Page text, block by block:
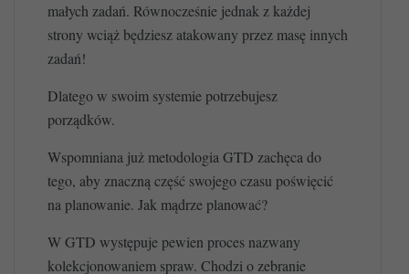
małych zadań. Równocześnie jednak z każdej
strony wciąż będziesz atakowany przez masę innych
zadań!
Dlatego w swoim systemie potrzebujesz
porządków.
Wspomniana już metodologia GTD zachęca do
tego, aby znaczną część swojego czasu poświęcić
na planowanie. Jak mądrze planować?
W GTD występuje pewien proces nazwany
kolekcjonowaniem spraw. Chodzi o zebranie